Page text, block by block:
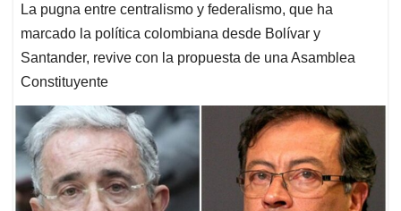
La pugna entre centralismo y federalismo, que ha
marcado la política colombiana desde Bolívar y
Santander, revive con la propuesta de una Asamblea
Constituyente